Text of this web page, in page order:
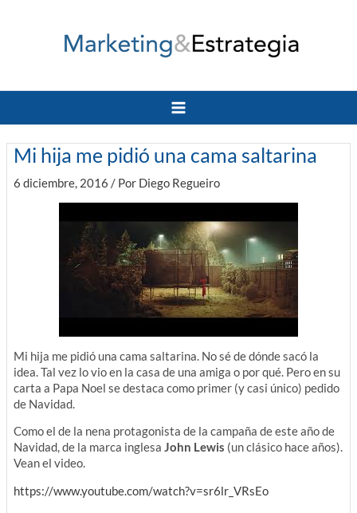
Main
Menu
Mi hija me pidió una cama saltarina
6 diciembre, 2016 / Por Diego Regueiro
Mi hija me pidió una cama saltarina. No sé de dónde sacó la
idea. Tal vez lo vio en la casa de una amiga o por qué. Pero en su
carta a Papa Noel se destaca como primer (y casi único) pedido
de Navidad.
Como el de la nena protagonista de la campaña de este año de
Navidad, de la marca inglesa John Lewis (un clásico hace años).
Vean el video.
https://www.youtube.com/watch?v=sr6lr_VRsEo